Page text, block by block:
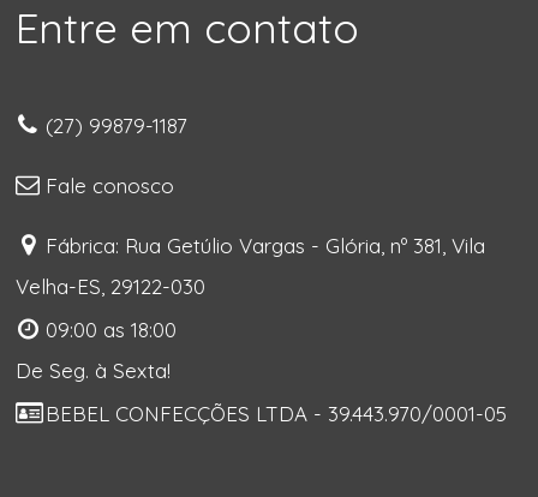
Entre em contato
(27) 99879-1187
Fale conosco
Fábrica: Rua Getúlio Vargas - Glória, nº 381, Vila
Velha-ES, 29122-030
09:00 as 18:00
De Seg. à Sexta!
BEBEL CONFECÇÕES LTDA - 39.443.970/0001-05